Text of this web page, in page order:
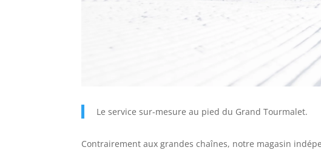
Le service sur-mesure au pied du Grand Tourmalet.
Contrairement aux grandes chaînes, notre magasin